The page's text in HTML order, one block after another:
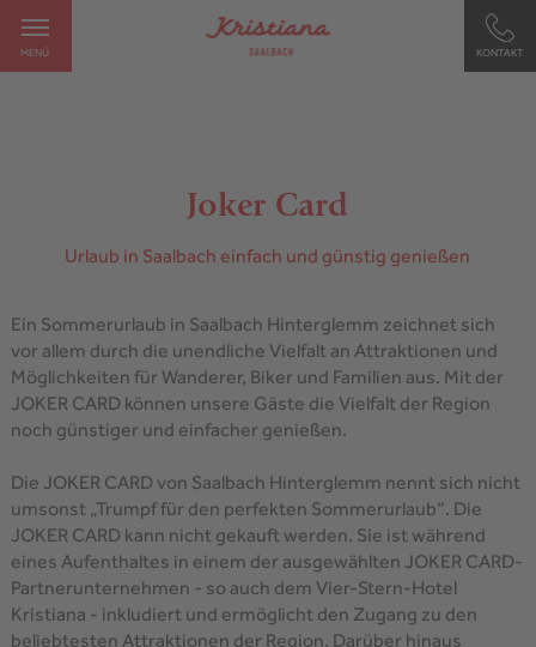
MENÜ KONTAKT
Joker Card
Urlaub in Saalbach einfach und günstig genießen
Ein Sommerurlaub in Saalbach Hinterglemm zeichnet sich
vor allem durch die unendliche Vielfalt an Attraktionen und
Möglichkeiten für Wanderer, Biker und Familien aus. Mit der
JOKER CARD können unsere Gäste die Vielfalt der Region
noch günstiger und einfacher genießen.
Die JOKER CARD von Saalbach Hinterglemm nennt sich nicht
umsonst „Trumpf für den perfekten Sommerurlaub“. Die
JOKER CARD kann nicht gekauft werden. Sie ist während
eines Aufenthaltes in einem der ausgewählten JOKER CARD-
Partnerunternehmen - so auch dem Vier-Stern-Hotel
Kristiana - inkludiert und ermöglicht den Zugang zu den
beliebtesten Attraktionen der Region. Darüber hinaus